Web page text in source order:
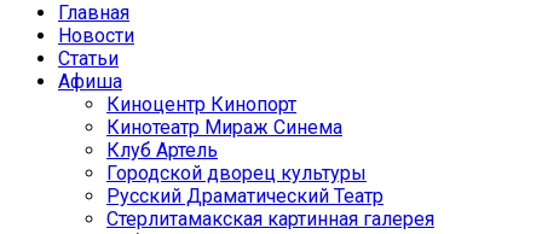
Главная
Новости
Статьи
Афиша
Киноцентр Кинопорт
Кинотеатр Мираж Синема
Клуб Артель
Городской дворец культуры
Русский Драматический Театр
Стерлитамакская картинная галерея